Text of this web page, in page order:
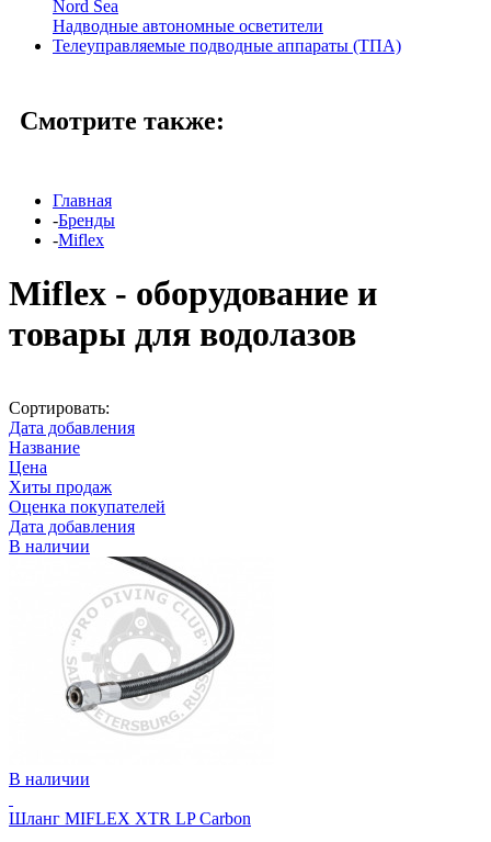
Nord Sea
Надводные автономные осветители
Телеуправляемые подводные аппараты (ТПА)
Смотрите также:
Главная
-Бренды
-Miflex
Miflex - оборудование и
товары для водолазов
Сортировать:
Дата добавления
Название
Цена
Хиты продаж
Оценка покупателей
Дата добавления
В наличии
В наличии
Шланг MIFLEX XTR LP Carbon